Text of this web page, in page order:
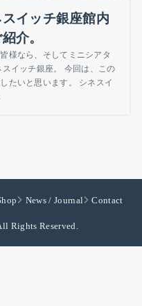
イッチ銀座館内
介。
様なら、そしてミニシアタ
イッチ銀座。 今回は、この
たいと思います。 シネスイ
News / Journal Contact
Rights Reserved.